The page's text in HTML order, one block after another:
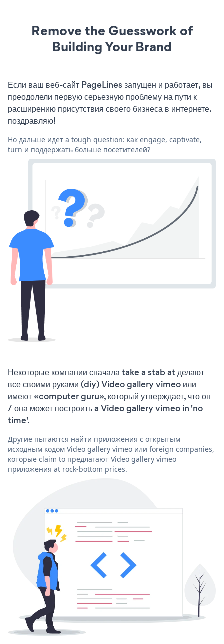
Remove the Guesswork of
Building Your Brand
Если ваш веб-сайт PageLines запущен и работает, вы
преодолели первую серьезную проблему на пути к
расширению присутствия своего бизнеса в интернете.
поздравляю!
Но дальше идет a tough question: как engage, captivate,
turn и поддержать больше посетителей?
Некоторые компании сначала take a stab at делают
все своими руками (diy) Video gallery vimeo или
имеют «computer guru», который утверждает, что он
/ она может построить a Video gallery vimeo in 'no
time'.
Другие пытаются найти приложения с открытым
исходным кодом Video gallery vimeo или foreign companies,
которые claim to предлагают Video gallery vimeo
приложения at rock-bottom prices.